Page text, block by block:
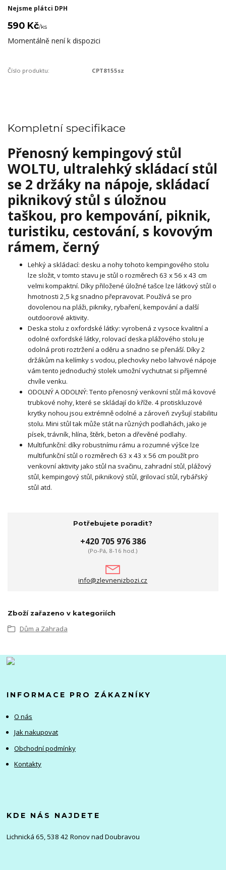
Nejsme plátci DPH
590 Kč/ks
Momentálně není k dispozici
Číslo produktu: CPT8155sz
Kompletní specifikace
Přenosný kempingový stůl
WOLTU, ultralehký skládací stůl
se 2 držáky na nápoje, skládací
piknikový stůl s úložnou
taškou, pro kempování, piknik,
turistiku, cestování, s kovovým
rámem, černý
Lehký a skládací: desku a nohy tohoto kempingového stolu
lze složit, v tomto stavu je stůl o rozměrech 63 x 56 x 43 cm
velmi kompaktní. Díky přiložené úložné tašce lze látkový stůl o
hmotnosti 2,5 kg snadno přepravovat. Používá se pro
dovolenou na pláži, pikniky, rybaření, kempování a další
outdoorové aktivity.
Deska stolu z oxfordské látky: vyrobená z vysoce kvalitní a
odolné oxfordské látky, rolovací deska plážového stolu je
odolná proti roztržení a oděru a snadno se přenáší. Díky 2
držákům na kelímky s vodou, plechovky nebo lahvové nápoje
vám tento jednoduchý stolek umožní vychutnat si příjemné
chvíle venku.
ODOLNÝ A ODOLNÝ: Tento přenosný venkovní stůl má kovové
trubkové nohy, které se skládají do kříže. 4 protiskluzové
krytky nohou jsou extrémně odolné a zároveň zvyšují stabilitu
stolu. Mini stůl tak může stát na různých podlahách, jako je
písek, trávník, hlína, štěrk, beton a dřevěné podlahy.
Multifunkční: díky robustnímu rámu a rozumné výšce lze
multifunkční stůl o rozměrech 63 x 43 x 56 cm použít pro
venkovní aktivity jako stůl na svačinu, zahradní stůl, plážový
stůl, kempingový stůl, piknikový stůl, grilovací stůl, rybářský
stůl atd.
Potřebujete poradit?
+420 705 976 386
(Po-Pá, 8-16 hod.)
info@zlevnenizbozi.cz
Zboží zařazeno v kategoriích
Dům a Zahrada
INFORMACE PRO ZÁKAZNÍKY
O nás
Jak nakupovat
Obchodní podmínky
Kontakty
KDE NÁS NAJDETE
Lichnická 65, 538 42 Ronov nad Doubravou